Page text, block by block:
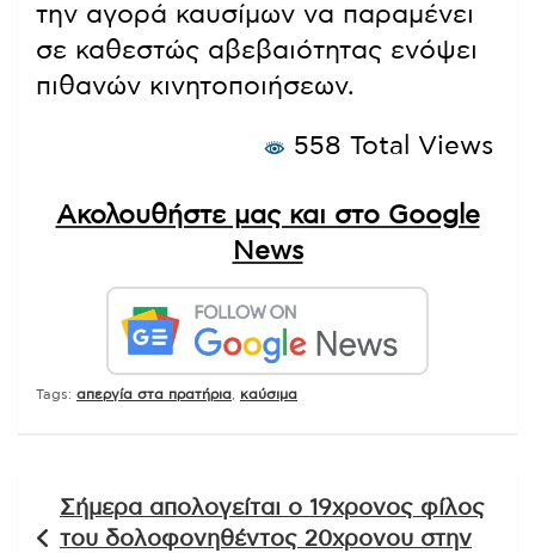
την αγορά καυσίμων να παραμένει
σε καθεστώς αβεβαιότητας ενόψει
πιθανών κινητοποιήσεων.
558 Total Views
Ακολουθήστε μας και στο Google
News
Tags: απεργία στα πρατήρια καύσιμα
άρθρων
Σήμερα απολογείται ο 19χρονος φίλος
του δολοφονηθέντος 20χρονου στην